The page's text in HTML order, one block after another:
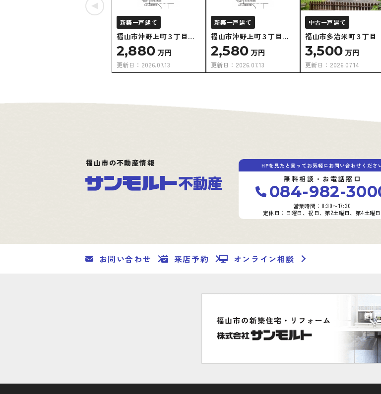
新築一戸建て
福山市沖野上町３丁目①
号棟
2,880万円
更新日： 2026.07.13
新築一戸建て
福山市沖野上町３丁目②
号棟
2,580万円
更新日： 2026.07.13
中古一戸建て
福山市多治米町３丁目
3,500万円
更新日： 2026.07.14
福山市の不動産情報 HPを見たと言ってお気軽にお問い合わせくださ
無料相談・お電話窓口
084-982-
営業時間：8:30〜17:30
定休日：日曜日、祝日、第2土曜日、第4土曜日
お問い合わせ 来店予約 オンライン相談